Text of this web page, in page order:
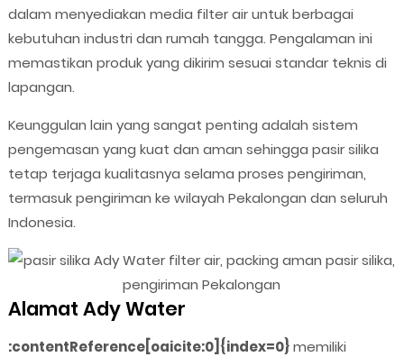
dalam menyediakan media filter air untuk berbagai
kebutuhan industri dan rumah tangga. Pengalaman ini
memastikan produk yang dikirim sesuai standar teknis di
lapangan.
Keunggulan lain yang sangat penting adalah sistem
pengemasan yang kuat dan aman sehingga pasir silika
tetap terjaga kualitasnya selama proses pengiriman,
termasuk pengiriman ke wilayah Pekalongan dan seluruh
Indonesia.
Alamat Ady Water
:contentReference[oaicite:0]{index=0}memiliki